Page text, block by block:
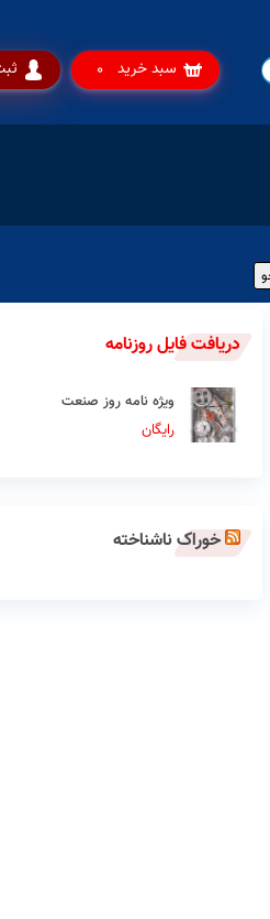
سبد خرید 0
دریافت فایل روزنامه
ویژه نامه روز صنعت
رایگان
خوراک ناشناخته